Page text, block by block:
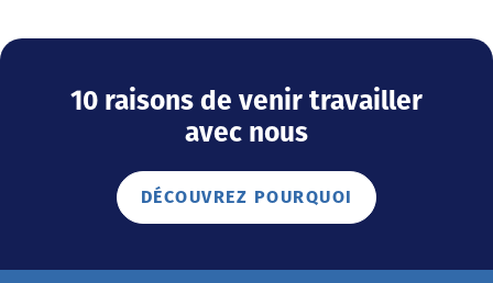
10 raisons de venir travailler
avec nous
DÉCOUVREZ POURQUOI